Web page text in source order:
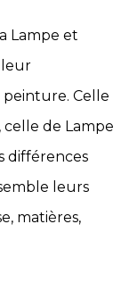
Lampe et
leur
Celle
de Lampe
différences
leurs
matières,